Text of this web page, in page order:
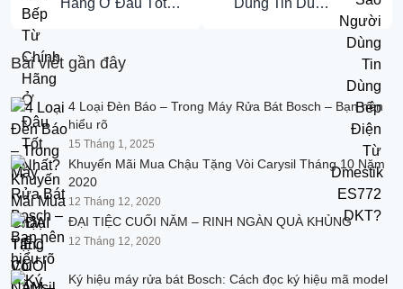
Hãng Ở Đâu Tốt
Dùng Tin Dùng
Bài viết gần đây
4 Loại Đèn Báo – Trong Máy Rửa Bát Bosch – Bạn nên
hiểu rõ
15 Tháng 1, 2025
Khuyến Mãi Mua Chậu Tặng Vòi Carysil Tháng 10 Năm
2020
12 Tháng 12, 2020
ĐẠI TIỆC CUỐI NĂM – RINH NGÀN QUÀ KHỦNG
12 Tháng 12, 2020
Ký hiệu máy rửa bát Bosch: Cách đọc ký hiệu mã model